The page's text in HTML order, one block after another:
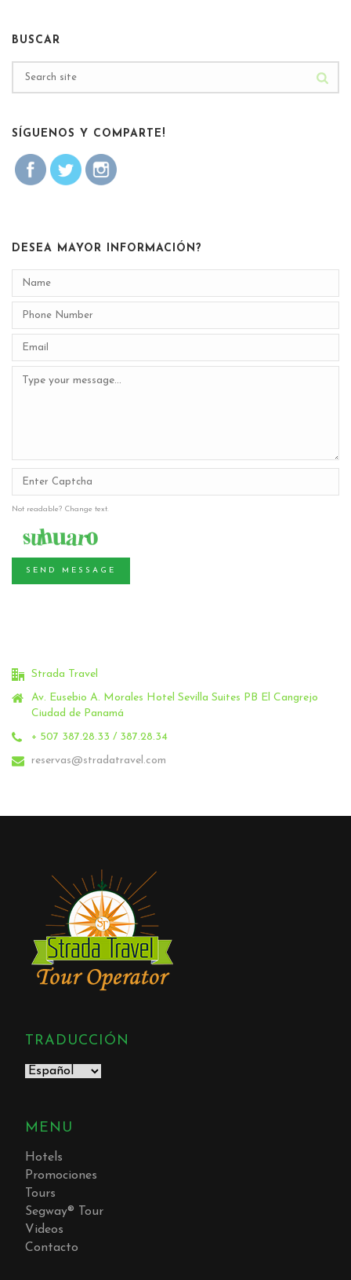
BUSCAR
SÍGUENOS Y COMPARTE!
DESEA MAYOR INFORMACIÓN?
Not readable? Change text.
SEND MESSAGE
Strada Travel
Av. Eusebio A. Morales Hotel Sevilla Suites PB El Cangrejo
Ciudad de Panamá
+ 507 387.28.33 / 387.28.34
reservas@stradatravel.com
TRADUCCIÓN
MENU
Hotels
Promociones
Tours
Segway® Tour
Videos
Contacto